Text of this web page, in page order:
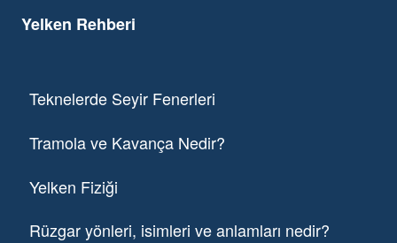
Yelken Rehberi
Teknelerde Seyir Fenerleri
Tramola ve Kavança Nedir?
Yelken Fiziği
Rüzgar yönleri, isimleri ve anlamları nedir?